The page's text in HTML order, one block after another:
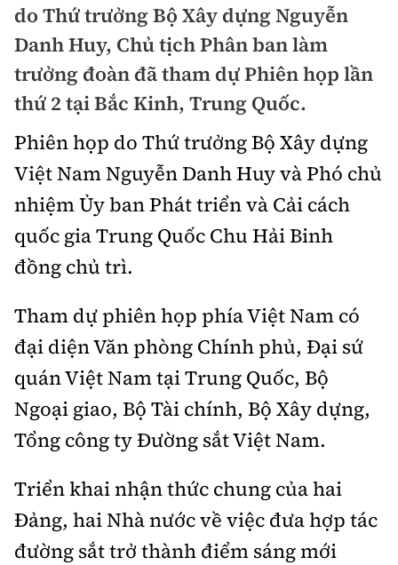
Chuyện dọc đường
Cải chính
Quy hoạch kiến trúc
Vật liệu xây dựng
Giám định chất lượng
Quản lý đô thị
Quản lý
Đường bộ
Hàng không
Đăng kiểm
Đường sắt tốc độ cao
Hàng hải
Đường sắt đô thị
Nhà thầu
Thi viết về GTVT
Kinh tế
Thị trường
Chứng khoán
Bảo hiểm
Doanh nghiệp
Pháp luật
Thanh tra
An ninh hình sự
Điều tra
Pháp đình
Hỏi - Đáp
An toàn giao thông
Giao thông 24h
ATGT địa phương
Văn hóa giao thông
Lái xe an toàn
Chung tay vì ATGT
Gương sáng giao thông
Chất lượng sống
Giáo dục
Y tế
Đời sống
Lao động - Công đoàn
Văn hóa - Giải Trí
Điện ảnh
Âm nhạc
Thể thao
Bóng đá
Bình luận
Hậu trường sao
360 độ thể thao
Công nghệ
Công nghệ mới
Sản phẩm mới
Tư vấn
Thế giới
Thời sự Quốc tế
Hồ sơ tài liệu
Thế giới giao thông
Đi ++
Du lịch
Khám phá
Video
Thời sự
do Thứ trưởng Bộ Xây dựng Nguyễn
Danh Huy, Chủ tịch Phân ban làm
trưởng đoàn đã tham dự Phiên họp lần
thứ 2 tại Bắc Kinh, Trung Quốc.
Phiên họp do Thứ trưởng Bộ Xây dựng
Việt Nam Nguyễn Danh Huy và Phó chủ
nhiệm Ủy ban Phát triển và Cải cách
quốc gia Trung Quốc Chu Hải Binh
đồng chủ trì.
Tham dự phiên họp phía Việt Nam có
đại diện Văn phòng Chính phủ, Đại sứ
quán Việt Nam tại Trung Quốc, Bộ
Ngoại giao, Bộ Tài chính, Bộ Xây dựng,
Tổng công ty Đường sắt Việt Nam.
Triển khai nhận thức chung của hai
Đảng, hai Nhà nước về việc đưa hợp tác
đường sắt trở thành điểm sáng mới